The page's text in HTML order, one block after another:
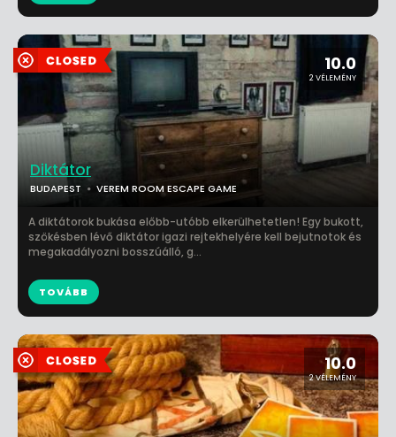
10.0
2 VÉLEMÉNY
Diktátor
BUDAPEST VEREM ROOM ESCAPE GAME
A diktátorok bukása előbb-utóbb elkerülhetetlen! Egy bukott,
szökésben lévő diktátor igazi rejtekhelyére kell bejutnotok és
megakadályozni bosszúálló, g...
TOVÁBB
10.0
2 VÉLEMÉNY